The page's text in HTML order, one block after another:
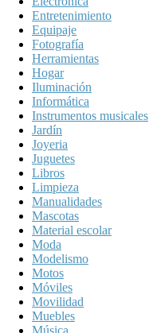
Entretenimiento
Equipaje
Fotografía
Herramientas
Hogar
Iluminación
Informática
Instrumentos musicales
Jardín
Joyeria
Juguetes
Libros
Limpieza
Manualidades
Mascotas
Material escolar
Moda
Modelismo
Motos
Móviles
Movilidad
Muebles
Música